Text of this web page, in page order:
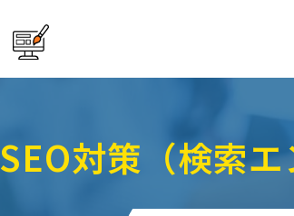
SEO対策（検索エ